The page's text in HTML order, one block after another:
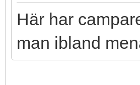
Här har
man ibland